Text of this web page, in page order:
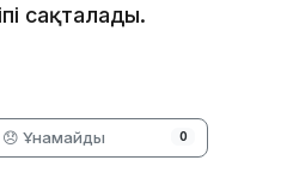
сақталады.
😞 Ұнамайды 0